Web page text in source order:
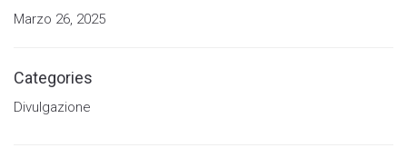
Marzo 26, 2025
Categories
Divulgazione